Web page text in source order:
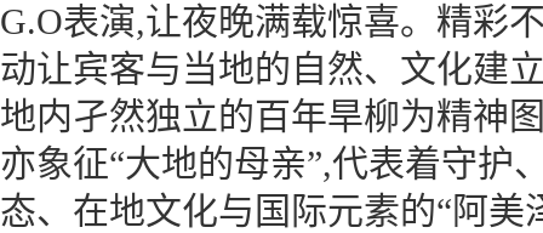
G.O表演,让夜晚满载惊喜。精彩
动让宾客与当地的自然、文化建
地内孑然独立的百年旱柳为精神
亦象征“大地的母亲”,代表着守护
态、在地文化与国际元素的“阿